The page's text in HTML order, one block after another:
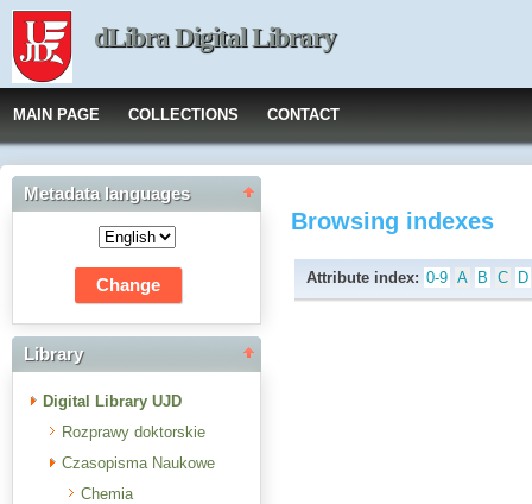
dLibra Digital Library
MAIN PAGE COLLECTIONS CONTACT
Metadata languages
Library
Digital Library UJD
Rozprawy doktorskie
Czasopisma Naukowe
Chemia
Browsing indexes
Attribute index: 0-9 A B C D